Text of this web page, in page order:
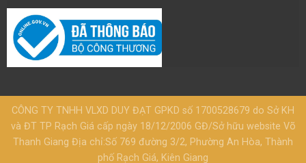
CÔNG TY TNHH VLXD DUY ĐẠT GPKD số 1700528679 do Sở KH
và ĐT TP Rạch Giá cấp ngày 18/12/2006 GĐ/Sở hữu website Võ
Thanh Giang Địa chỉ:Số 769 đường 3/2, Phường An Hòa, Thành
phố Rạch Giá, Kiên Giang